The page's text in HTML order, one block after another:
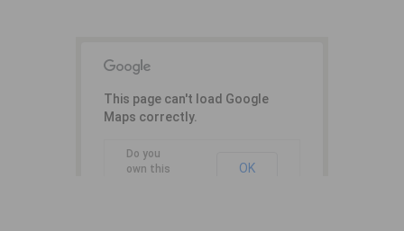
This page can't load Google
Maps correctly.
Do you
own this
OK